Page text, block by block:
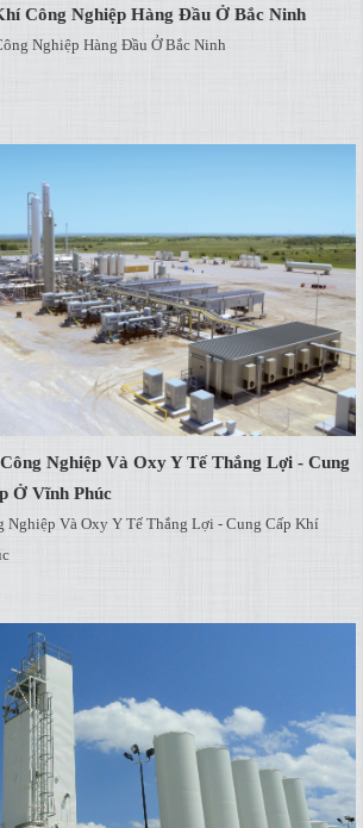
Công Nghiệp Hàng Đầu Ở Bắc Ninh
Nghiệp Hàng Đầu Ở Bắc Ninh
Nghiệp Và Oxy Y Tế Thắng Lợi - Cung
Ở Vĩnh Phúc
Nghiệp Và Oxy Y Tế Thắng Lợi - Cung Cấp Khí